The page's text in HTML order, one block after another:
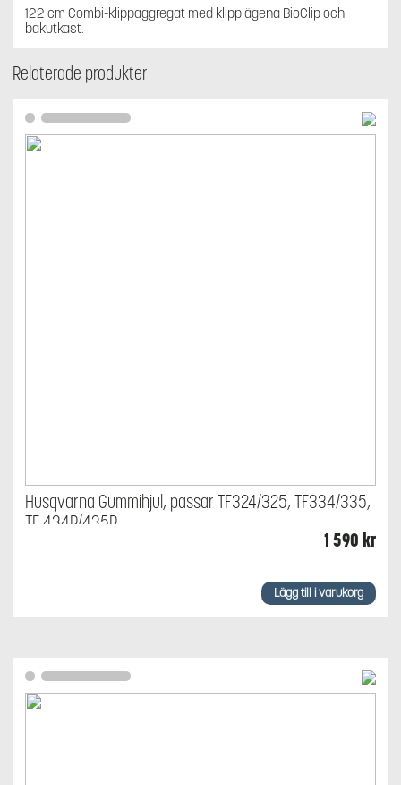
serien,
122 cm Combi-klippaggregat med klipplägena BioClip och
bakutkast.
Relaterade produkter
Husqvarna Gummihjul, passar TF324/325, TF334/335,
TF 434P/435P
1 590 kr
Lägg till i varukorg